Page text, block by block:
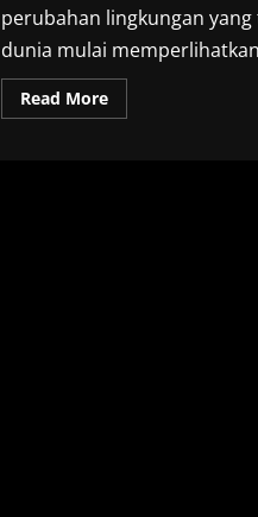
perubahan lingkungan
dunia mulai
Read MoreRead
more